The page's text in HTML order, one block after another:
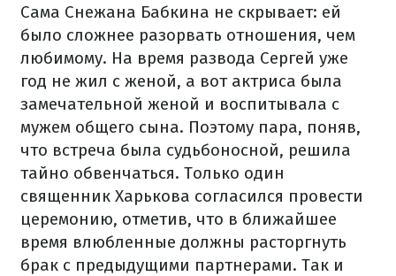
Сама Снежана Бабкина не скрывает: ей
было сложнее разорвать отношения, чем
любимому. На время развода Сергей уже
год не жил с женой, а вот актриса была
замечательной женой и воспитывала с
мужем общего сына. Поэтому пара, поняв,
что встреча была судьбоносной, решила
тайно обвенчаться. Только один
священник Харькова согласился провести
церемонию, отметив, что в ближайшее
время влюбленные должны расторгнуть
брак с предыдущими партнерами. Так и